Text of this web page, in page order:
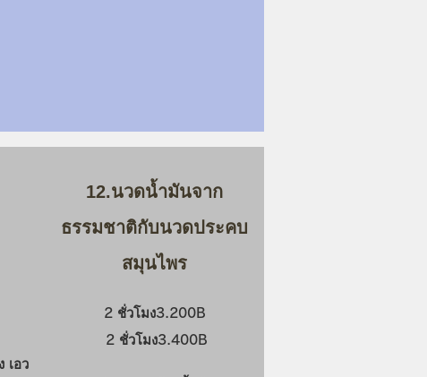
เอว
12.นวดน้ำมันจาก
ธรรมชาติกับนวดประคบ
สมุนไพร
2 ชั่วโมง3.200B
2 ชั่วโมง3.400B